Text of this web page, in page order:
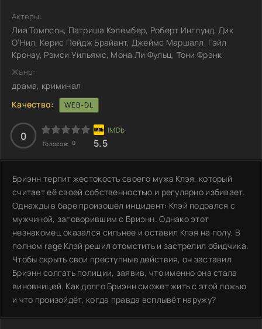
Актеры:
Лиа Томпсон, Патриша Кэлембер, Роберт Инглунд, Дик
О’Нил, Керис Пейдж Брайант, Джеймс Маршалл, Гэйл
Кронау, Рэмси Уильямс, Мона Ли Фульц, Тони Фрэнк
Жанр:
драма, криминал
Качество:
WEB-DL
0
Голосов: 0 5.5
Бриэнн терпит жестокость своего мужа Клэя, который
считает её своей собственностью и регулярно избивает.
Однажды в баре произошёл инцидент: Клэй подрался с
мужчиной, заговорившим с Бриэнн. Однако этот
незнакомец оказался сильнее и оставил Клэя на полу. В
полном rage Клэй решил отомстить и застрелил обидчика.
Чтобы скрыть свои преступные действия, он заставил
Бриэнн солгать полиции, заявив, что именно она стала
виновницей. Как долго Бриэнн сможет жить с этой ложью
и что произойдёт, когда правда всплывёт наружу?